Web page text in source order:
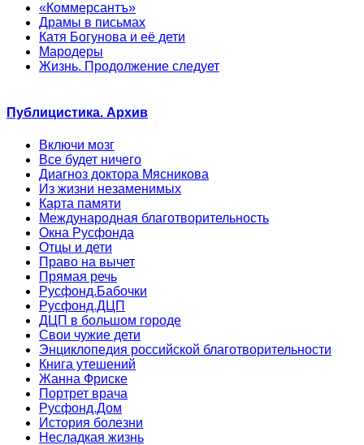
«Коммерсантъ»
Драмы в письмах
Катя Богунова и её дети
Мародеры
Жизнь. Продолжение следует
Публицистика. Архив
Включи мозг
Все будет ничего
Диагноз доктора Мясникова
Из жизни незаменимых
Карта памяти
Международная благотворительность
Окна Русфонда
Отцы и дети
Право на вычет
Прямая речь
Русфонд.Бабочки
Русфонд.ДЦП
ДЦП в большом городе
Свои чужие дети
Энциклопедия российской благотворительности
Книга утешений
Жанна Фриске
Портрет врача
Русфонд.Дом
История болезни
Несладкая жизнь